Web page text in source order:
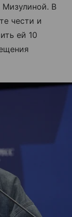
Мизулиной. В
чести и
ей 10